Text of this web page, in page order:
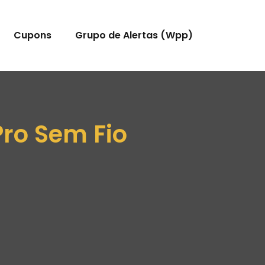
Cupons Grupo de Alertas (Wpp)
Sem Fio